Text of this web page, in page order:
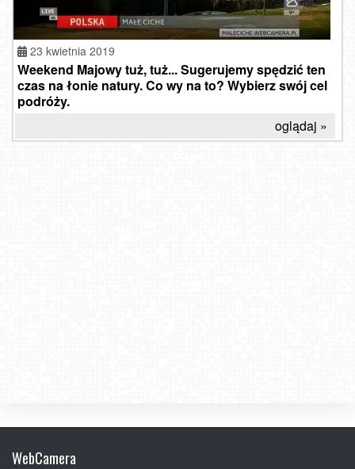
23 kwietnia 2019
Weekend Majowy tuż, tuż... Sugerujemy spędzić ten
czas na łonie natury. Co wy na to? Wybierz swój cel
podróży.
oglądaj »
WebCamera